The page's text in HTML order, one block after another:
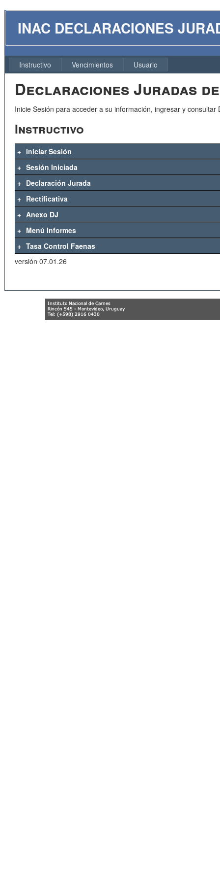
INAC DECLARACIONES
Instructivo Vencimientos Usuario
Declaraciones Juradas
Inicie Sesión para acceder a su información, ingresar y consultar
Instructivo
Iniciar Sesión
Sesión Iniciada
Declaración Jurada
Rectificativa
Anexo DJ
Menú Informes
Tasa Control Faenas
versión 07.01.26